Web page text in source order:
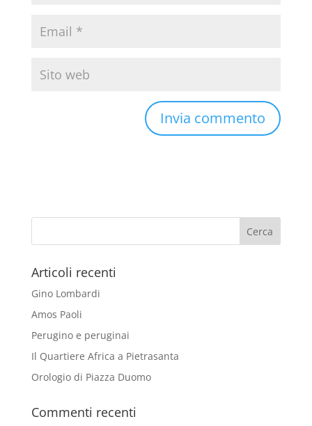
Articoli recenti
Gino Lombardi
Amos Paoli
Perugino e peruginai
Il Quartiere Africa a Pietrasanta
Orologio di Piazza Duomo
Commenti recenti